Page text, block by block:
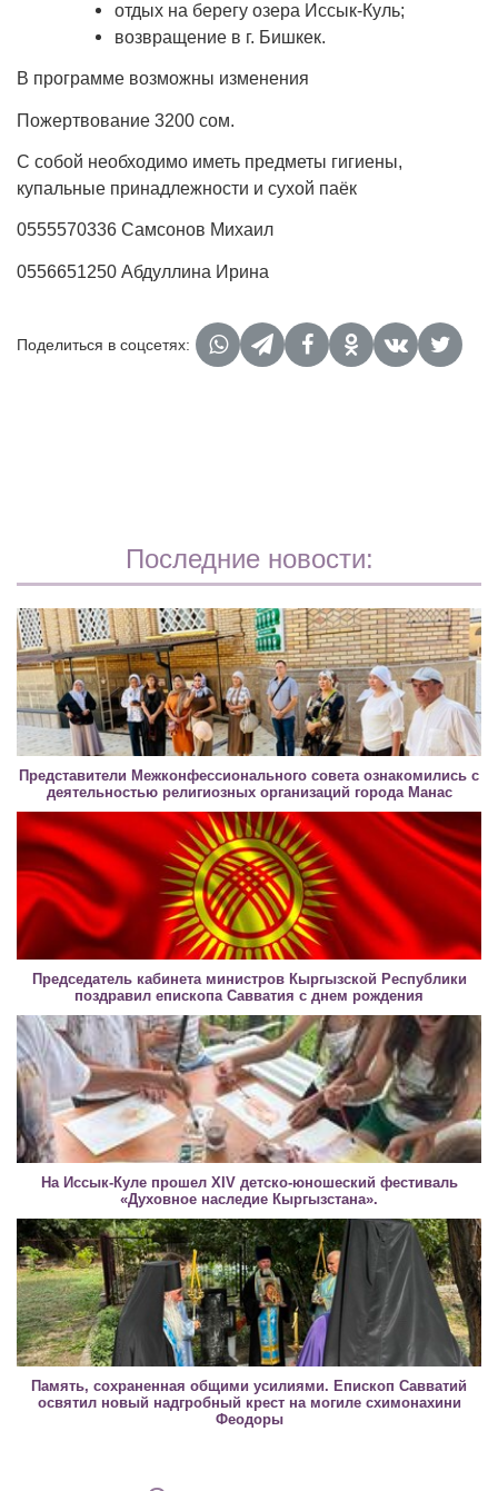
отдых на берегу озера Иссык-Куль;
возвращение в г. Бишкек.
В программе возможны изменения
Пожертвование 3200 сом.
С собой необходимо иметь предметы гигиены,
купальные принадлежности и сухой паёк
0555570336 Самсонов Михаил
0556651250 Абдуллина Ирина
Поделиться в соцсетях:
Последние новости:
Представители Межконфессионального совета ознакомились с
деятельностью религиозных организаций города Манас
Председатель кабинета министров Кыргызской Республики
поздравил епископа Савватия с днем рождения
На Иссык-Куле прошел XIV детско-юношеский фестиваль
«Духовное наследие Кыргызстана».
Память, сохраненная общими усилиями. Епископ Савватий
освятил новый надгробный крест на могиле схимонахини
Феодоры